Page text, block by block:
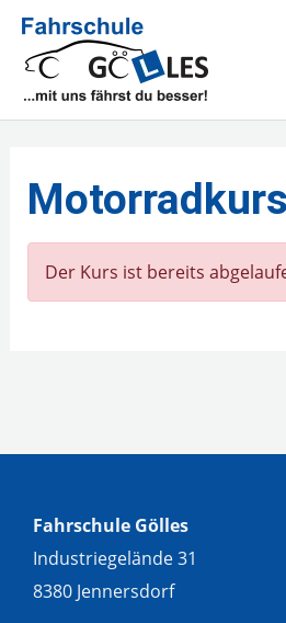
Zum
Inhalt
springen
Motorradkurs
Der Kurs ist bereits
Fahrschule Gölles
Industriegelände 31
8380 Jennersdorf